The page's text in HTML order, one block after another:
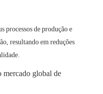
processos de produção e
resultando em reduções
mercado global de